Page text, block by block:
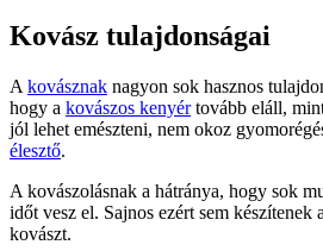
Kovász tulajdonságai
A kovásznak nagyon sok hasznos
hogy a kovászos kenyértovább eláll,
jól lehet emészteni, nem okoz
élesztő.
A kovászolásnak a hátránya, hogy sok
időt vesz el. Sajnos ezért sem készítenek
kovászt.